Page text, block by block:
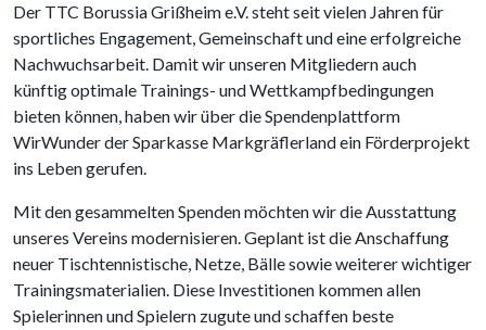
Der TTC Borussia Grißheim e.V. steht seit vielen Jahren für
sportliches Engagement, Gemeinschaft und eine erfolgreiche
Nachwuchsarbeit. Damit wir unseren Mitgliedern auch
künftig optimale Trainings- und Wettkampfbedingungen
bieten können, haben wir über die Spendenplattform
WirWunder der Sparkasse Markgräflerland ein Förderprojekt
ins Leben gerufen.
Mit den gesammelten Spenden möchten wir die Ausstattung
unseres Vereins modernisieren. Geplant ist die Anschaffung
neuer Tischtennistische, Netze, Bälle sowie weiterer wichtiger
Trainingsmaterialien. Diese Investitionen kommen allen
Spielerinnen und Spielern zugute und schaffen beste